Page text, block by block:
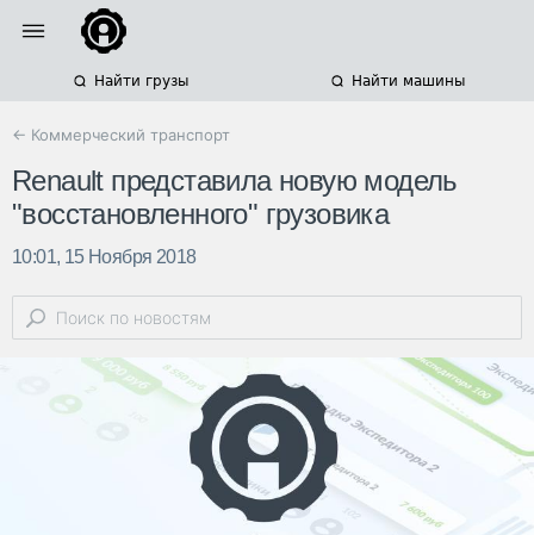
Найти грузы Найти машины
← Коммерческий транспорт
Renault представила новую модель
"восстановленного" грузовика
10:01, 15 Ноября 2018